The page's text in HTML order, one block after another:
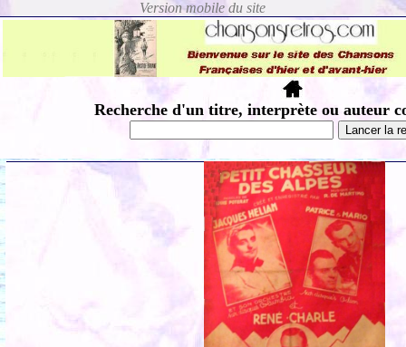
Recherche d'un titre, interprète ou auteur